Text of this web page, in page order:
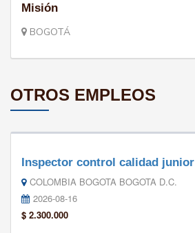
Misión
BOGOTÁ
OTROS EMPLEOS
Inspector control calidad junior
COLOMBIA BOGOTA BOGOTA D.C.
2026-08-16
$ 2.300.000